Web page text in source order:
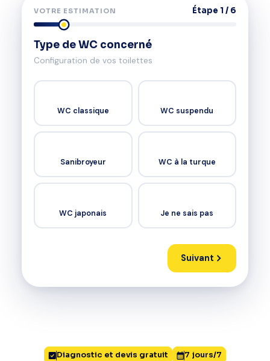
VOTRE ESTIMATION Étape 1 / 6
Type de WC concerné
Configuration de vos toilettes
WC classique WC suspendu
Sanibroyeur WC à la turque
WC japonais Je ne sais pas
Suivant
Diagnostic et devis gratuit
7 jours/7